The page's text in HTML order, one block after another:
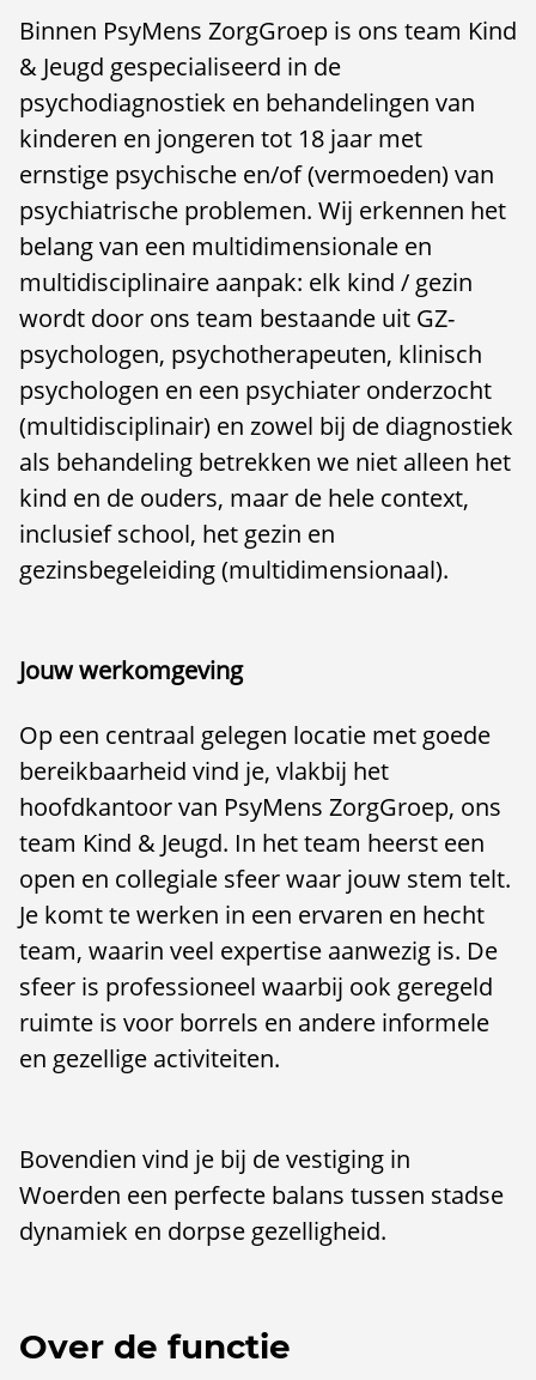
Binnen PsyMens ZorgGroep is ons team Kind
& Jeugd gespecialiseerd in de
psychodiagnostiek en behandelingen van
kinderen en jongeren tot 18 jaar met
ernstige psychische en/of (vermoeden) van
psychiatrische problemen. Wij erkennen het
belang van een multidimensionale en
multidisciplinaire aanpak: elk kind / gezin
wordt door ons team bestaande uit GZ-
psychologen, psychotherapeuten, klinisch
psychologen en een psychiater onderzocht
(multidisciplinair) en zowel bij de diagnostiek
als behandeling betrekken we niet alleen het
kind en de ouders, maar de hele context,
inclusief school, het gezin en
gezinsbegeleiding (multidimensionaal).
Jouw werkomgeving
Op een centraal gelegen locatie met goede
bereikbaarheid vind je, vlakbij het
hoofdkantoor van PsyMens ZorgGroep, ons
team Kind & Jeugd. In het team heerst een
open en collegiale sfeer waar jouw stem telt.
Je komt te werken in een ervaren en hecht
team, waarin veel expertise aanwezig is. De
sfeer is professioneel waarbij ook geregeld
ruimte is voor borrels en andere informele
en gezellige activiteiten.
Bovendien vind je bij de vestiging in
Woerden een perfecte balans tussen stadse
dynamiek en dorpse gezelligheid.
Over de functie